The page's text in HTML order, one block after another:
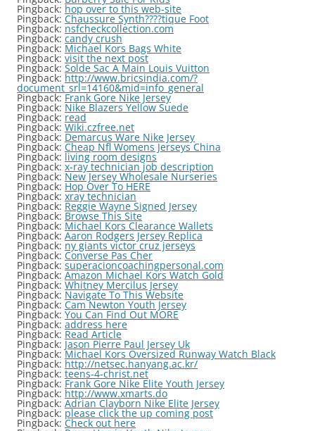
Pingback: hop over to this web-site
Pingback: Chaussure Synth????tique Foot
Pingback: nsfcheckcollection.com
Pingback: candy crush
Pingback: Michael Kors Bags White
Pingback: visit the next post
Pingback: Solde Sac A Main Louis Vuitton
Pingback: http://www.bricsindia.com/?
document_srl=14160&mid=info_general
Pingback:Frank Gore Nike Jersey
Pingback: Nike Blazers Yellow Suede
Pingback: read
Pingback: Wiki.czfree.net
Pingback: Demarcus Ware Nike Jersey
Pingback: Cheap Nfl Womens Jerseys China
Pingback: living room designs
Pingback: x-ray technician job description
Pingback: New Jersey Wholesale Nurseries
Pingback: Hop Over To HERE
Pingback: xray technician
Pingback: Reggie Wayne Signed Jersey
Pingback: Browse This Site
Pingback: Michael Kors Clearance Wallets
Pingback: Aaron Rodgers Jersey Replica
Pingback: ny giants victor cruz jerseys
Pingback: Converse Pas Cher
Pingback: superacioncoachingpersonal.com
Pingback: Amazon Michael Kors Watch Gold
Pingback: Whitney Mercilus Jersey
Pingback: Navigate To This Website
Pingback: Cam Newton Youth Jersey
Pingback: You Can Find Out MORE
Pingback: address here
Pingback: Read Article
Pingback: Jason Pierre Paul Jersey Uk
Pingback:Michael Kors Oversized Runway Watch Black
Pingback: http://netsec.hanyang.ac.kr/
Pingback: teens-4-christ.net
Pingback: Frank Gore Nike Elite Youth Jersey
Pingback: http://www.xmarts.do
Pingback: Adrian Clayborn Nike Elite Jersey
Pingback: please click the up coming post
Pingback: Check out here